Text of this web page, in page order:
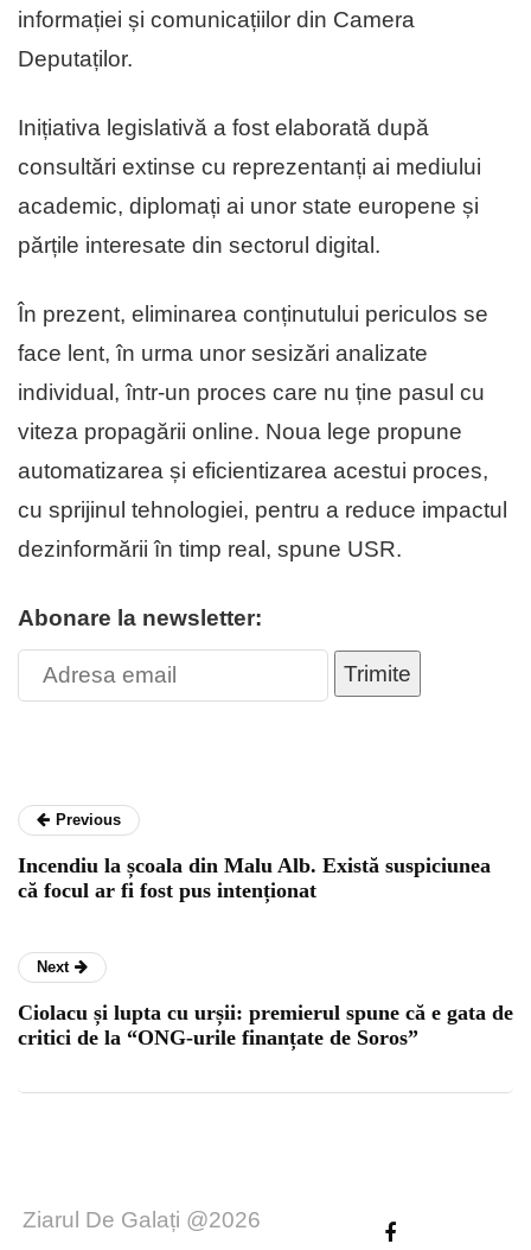
informației și comunicațiilor din Camera
Deputaților.
Inițiativa legislativă a fost elaborată după
consultări extinse cu reprezentanți ai mediului
academic, diplomați ai unor state europene și
părțile interesate din sectorul digital.
În prezent, eliminarea conținutului periculos se
face lent, în urma unor sesizări analizate
individual, într-un proces care nu ține pasul cu
viteza propagării online. Noua lege propune
automatizarea și eficientizarea acestui proces,
cu sprijinul tehnologiei, pentru a reduce impactul
dezinformării în timp real, spune USR.
Abonare la newsletter:
Trimite
Previous
Incendiu la școala din Malu Alb. Există suspiciunea
că focul ar fi fost pus intenționat
Next
Ciolacu și lupta cu urșii: premierul spune că e gata de
critici de la “ONG-urile finanțate de Soros”
Ziarul De Galați @2026